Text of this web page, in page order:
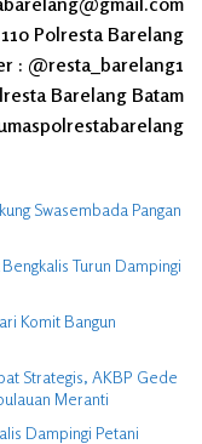
Polresta Barelang
: @resta_barelang1
Barelang Batam
Swasembada Pangan
Turun Dampingi
Komit Bangun
Strategis, AKBP Gede
Meranti
Dampingi Petani